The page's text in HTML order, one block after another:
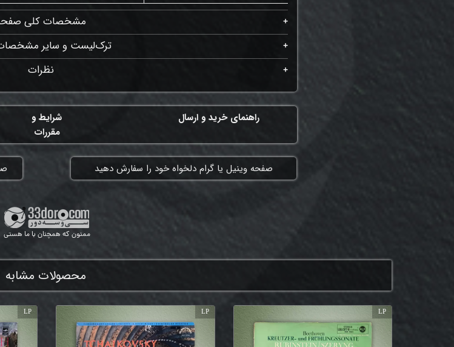
مشخصات کلی
ترک‌لیست و سایر
نظرات
شرایط و
مقررات
راهنمای خرید و ارسال
​صفحه وینیل یا گرام دلخواه خود را سفارش دهید
ممنون که همچنان با ما هستی
محصولات مشابه
LP
LP
LP